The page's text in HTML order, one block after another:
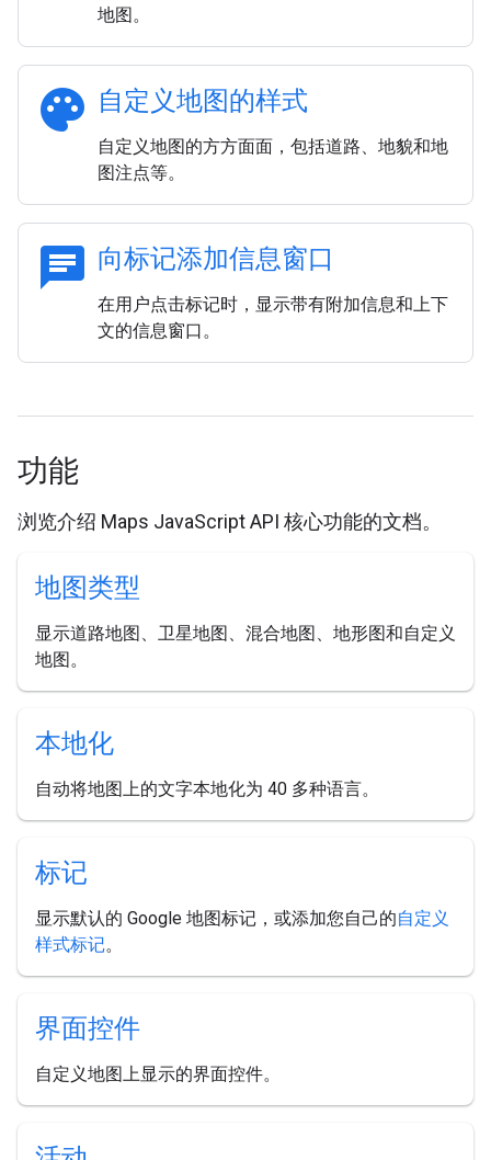
地图。
palette 自定义地图的样式
自定义地图的方方面面，包括道路、地貌和地
图注点等。
chat 向标记添加信息窗口
在用户点击标记时，显示带有附加信息和上下
文的信息窗口。
功能
浏览介绍 Maps JavaScript API 核心功能的文档。
地图类型
显示道路地图、卫星地图、混合地图、地形图和自定义
地图。
本地化
自动将地图上的文字本地化为 40 多种语言。
标记
显示默认的 Google 地图标记，或添加您自己的自定义
样式标记。
界面控件
自定义地图上显示的界面控件。